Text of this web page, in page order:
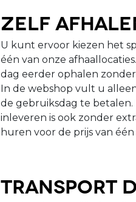
Zelf
U kunt ervoor kiezen het
één van onze
dag eerder ophalen
In de webshop vult u
de gebruiksdag te
inleveren is ook zonder
huren voor de prijs van één
Transport